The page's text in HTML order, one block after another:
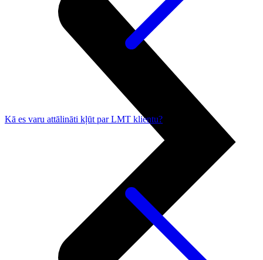
Kā es varu attālināti kļūt par LMT klientu?